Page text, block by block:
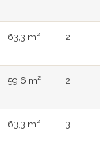
63,3 m² 2
59,6 m² 2
63,3 m² 3